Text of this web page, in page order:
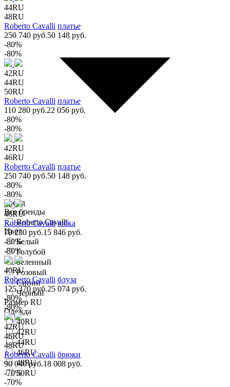
Бренд
Все бренды
Roberto Cavalli
Цвет
Белый
Голубой
Зеленный
Розовый
Синий
Черный
Размер RU
Одежда
40RU
42RU
44RU
46RU
48RU
50RU
44RU
48RU
Roberto Cavalli платье
250 740 руб.50 148 руб.
-80%
-80%
42RU
44RU
50RU
Roberto Cavalli платье
110 280 руб.22 056 руб.
-80%
-80%
42RU
46RU
Roberto Cavalli платье
250 740 руб.50 148 руб.
-80%
-80%
48RU
Roberto Cavalli юбка
79 230 руб.15 846 руб.
-80%
-80%
40RU
Roberto Cavalli блуза
125 370 руб.25 074 руб.
-80%
-80%
42RU
46RU
48RU
Roberto Cavalli брюки
90 040 руб.18 008 руб.
-70%
-70%